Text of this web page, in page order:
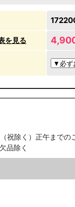
を見る
（祝除く）正午まで
品除く